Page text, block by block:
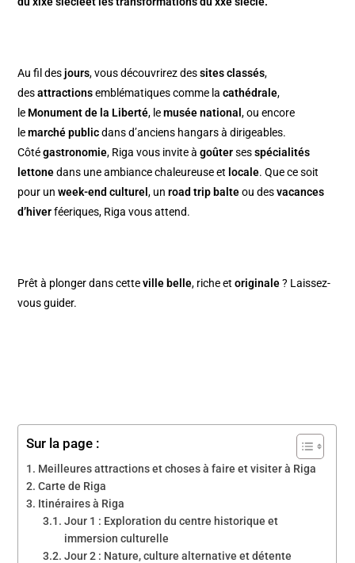
Au fil desjours, vous découvrirez dessites classés,
desattractionsemblématiques comme lacathédrale,
le Monument de la Liberté, lemusée national, ou encore
lemarché publicdans d’anciens hangars à dirigeables.
Côtégastronomie, Riga vous invite àgoûtersesspécialités
lettonedans une ambiance chaleureuse et locale. Que ce soit
pour unweek-end culturel, unroad trip balteou desvacances
d’hiverféeriques, Riga vous attend.
Prêt à plonger dans cetteville belle, riche etoriginale? Laissez-
vous guider.
Sur la page :
Meilleures attractions et choses à faire et visiter à Riga
Carte de Riga
Itinéraires à Riga
Jour 1 : Exploration du centre historique et
immersion culturelle
Jour 2 : Nature, culture alternative et détente